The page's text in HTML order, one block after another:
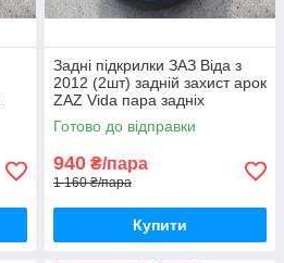
Задні підкрилки ЗАЗ Віда з
2012 (2шт) задній захист арок
ZAZ Vida пара задніх
Готово до відправки
940 ₴/пара
1 160 ₴/пара
Купити